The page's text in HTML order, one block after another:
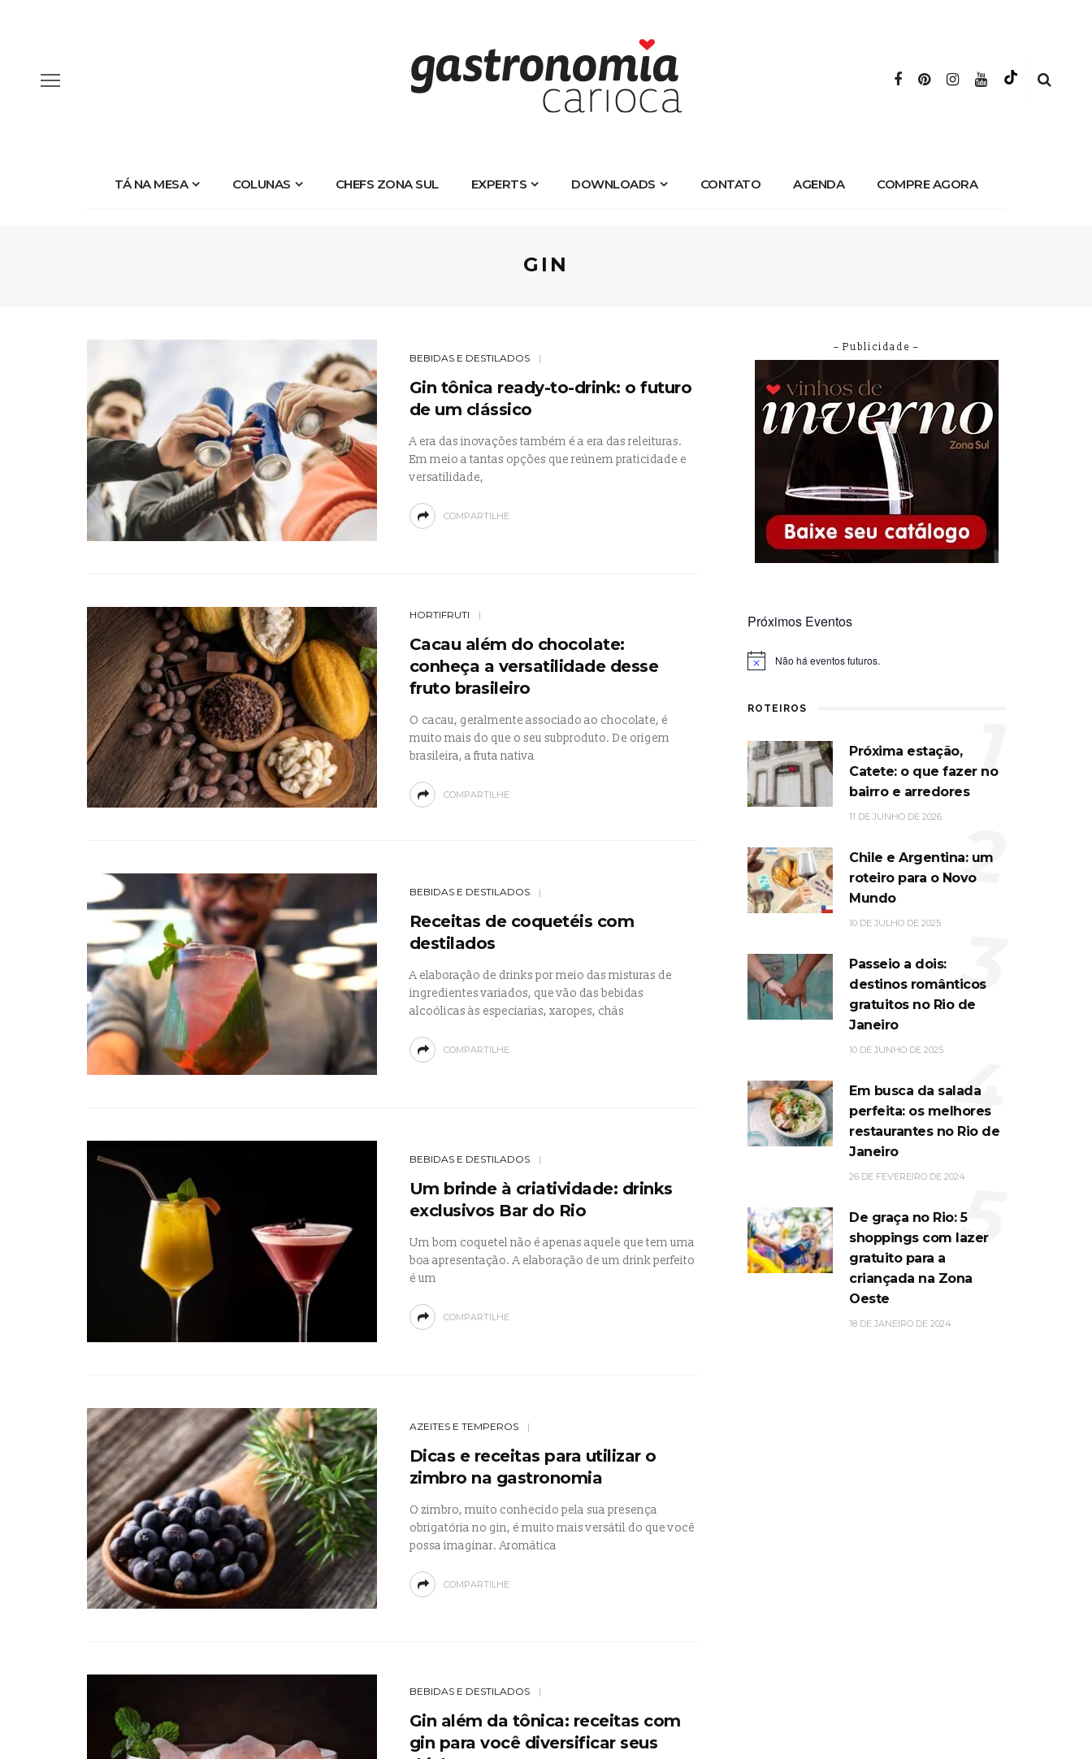
TÁ NA MESA COLUNAS CHEFS ZONA SUL EXPERTS DOWNLOADS CONTATO AGENDA COMPRE AGORA
GIN
BEBIDAS E DESTILADOS
Gin tônica ready-to-drink: o futuro
de um clássico
A era das inovações também é a era das releituras.
Em meio a tantas opções que reúnem praticidade e
versatilidade,
COMPARTILHE
HORTIFRUTI
Cacau além do chocolate:
conheça a versatilidade desse
fruto brasileiro
O cacau, geralmente associado ao chocolate, é
muito mais do que o seu subproduto. De origem
brasileira, a fruta nativa
COMPARTILHE
BEBIDAS E DESTILADOS
Receitas de coquetéis com
destilados
A elaboração de drinks por meio das misturas de
ingredientes variados, que vão das bebidas
alcoólicas às especiarias, xaropes, chás
COMPARTILHE
BEBIDAS E DESTILADOS
Um brinde à criatividade: drinks
exclusivos Bar do Rio
Um bom coquetel não é apenas aquele que tem uma
boa apresentação. A elaboração de um drink perfeito
é um
COMPARTILHE
AZEITES E TEMPEROS
Dicas e receitas para utilizar o
zimbro na gastronomia
O zimbro, muito conhecido pela sua presença
obrigatória no gin, é muito mais versátil do que você
possa imaginar. Aromática
COMPARTILHE
BEBIDAS E DESTILADOS
Gin além da tônica: receitas com
gin para você diversificar seus
– Publicidade –
Próximos Eventos
Notice Não há eventos futuros.
ROTEIROS
Próxima estação,
Catete: o que fazer no
bairro e arredores
11 DE JUNHO DE 2026
1
Chile e Argentina: um
roteiro para o Novo
Mundo
10 DE JULHO DE 2025
2
Passeio a dois:
destinos românticos
gratuitos no Rio de
Janeiro
10 DE JUNHO DE 2025
3
Em busca da salada
perfeita: os melhores
restaurantes no Rio de
Janeiro
26 DE FEVEREIRO DE 2024
4
De graça no Rio: 5
shoppings com lazer
gratuito para a
criançada na Zona
Oeste
18 DE JANEIRO DE 2024
5